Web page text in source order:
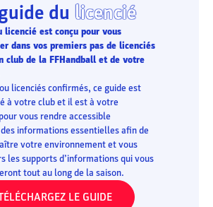
du licencié
licencié est conçu pour vous
dans vos premiers pas de licenciés
club de la FFHandball et de votre
licenciés confirmés, ce guide est
à votre club et il est à votre
vous rendre accessible
des informations essentielles afin de
votre environnement et vous
les supports d’informations qui vous
tout au long de la saison.
LE GUIDE